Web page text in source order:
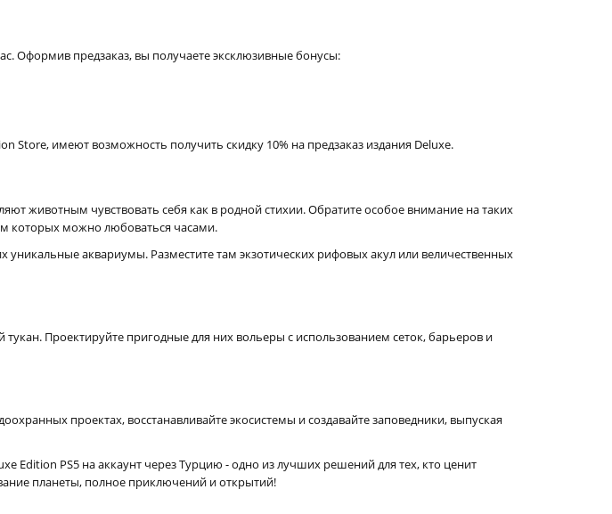
Оформив предзаказ, вы получаете эксклюзивные бонусы:
имеют возможность получить скидку 10% на предзаказ издания Deluxe.
животным чувствовать себя как в родной стихии. Обратите особое внимание на таких
которых можно любоваться часами.
аквариумы. Разместите там экзотических рифовых акул или величественных
Проектируйте пригодные для них вольеры с использованием сеток, барьеров и
проектах, восстанавливайте экосистемы и создавайте заповедники, выпуская
Edition PS5 на аккаунт через Турцию - одно из лучших решений для тех, кто ценит
планеты, полное приключений и открытий!